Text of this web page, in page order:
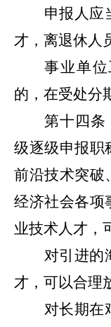
申报人应
才，离退休人
事业单
的，在受处分
第十四条
级逐级申报职
前沿技术突破
经济社会各项
业技术人才，
对引进的
才，可以合理
对长期在